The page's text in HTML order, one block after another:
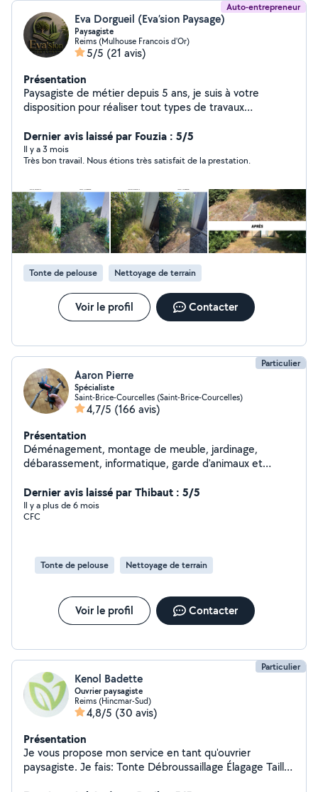
Auto-entrepreneur
Eva Dorgueil (Eva’sion Paysage)
Paysagiste
Reims (Mulhouse Francois d'Or)
5/5 (21 avis)
Présentation
Paysagiste de métier depuis 5 ans, je suis à votre
disposition pour réaliser tout types de travaux
Dernier avis laissé par Fouzia : 5/5
Il y a 3 mois
Très bon travail. Nous étions très satisfait de la prestation.
Tonte de pelouse Nettoyage de terrain
Voir le profil Contacter
Particulier
Aaron Pierre
Spécialiste
Saint-Brice-Courcelles (Saint-Brice-Courcelles)
4,7/5 (166 avis)
Présentation
Déménagement, montage de meuble, jardinage,
débarassement, informatique, garde d'animaux et
quelque chose, je sais presque tout faire et même si je
ne sais pas le faire, je trouverai quelqu'un pour vous
aider
Dernier avis laissé par Thibaut : 5/5
Il y a plus de 6 mois
CFC
Tonte de pelouse Nettoyage de terrain
Voir le profil Contacter
Particulier
Kenol Badette
Ouvrier paysagiste
Reims (Hincmar-Sud)
4,8/5 (30 avis)
Présentation
Je vous propose mon service en tant qu'ouvrier
paysagiste. Je fais: Tonte Débroussaillage Élagage Taille